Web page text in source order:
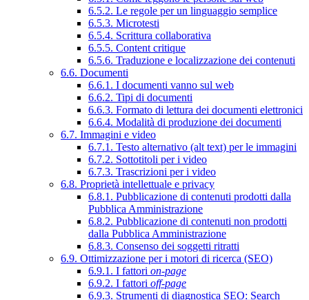
6.5.2. Le regole per un linguaggio semplice
6.5.3. Microtesti
6.5.4. Scrittura collaborativa
6.5.5. Content critique
6.5.6. Traduzione e localizzazione dei contenuti
6.6. Documenti
6.6.1. I documenti vanno sul web
6.6.2. Tipi di documenti
6.6.3. Formato di lettura dei documenti elettronici
6.6.4. Modalità di produzione dei documenti
6.7. Immagini e video
6.7.1. Testo alternativo (alt text) per le immagini
6.7.2. Sottotitoli per i video
6.7.3. Trascrizioni per i video
6.8. Proprietà intellettuale e privacy
6.8.1. Pubblicazione di contenuti prodotti dalla
Pubblica Amministrazione
6.8.2. Pubblicazione di contenuti non prodotti
dalla Pubblica Amministrazione
6.8.3. Consenso dei soggetti ritratti
6.9. Ottimizzazione per i motori di ricerca (SEO)
6.9.1. I fattori on-page
6.9.2. I fattori off-page
6.9.3. Strumenti di diagnostica SEO: Search